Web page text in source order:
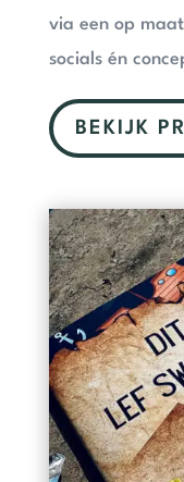
via een op
socials én
BEKIJK